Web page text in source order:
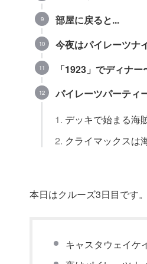
部屋に戻ると...
今夜はパイレーツナ
「1923」でディナ
パイレーツパーティ
デッキで始まる海
クライマックスは
本日はクルーズ3日目です。
キャスタウェイケ